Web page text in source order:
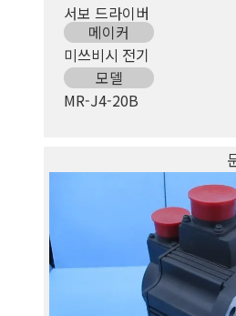
서보 드라이버
메이커
미쓰비시 전기
모델
MR-J4-20B